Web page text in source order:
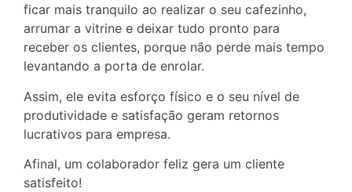
ficar mais tranquilo ao realizar o seu cafezinho,
arrumar a vitrine e deixar tudo pronto para
receber os clientes, porque não perde mais tempo
levantando a porta de enrolar.
Assim, ele evita esforço físico e o seu nível de
produtividade e satisfação geram retornos
lucrativos para empresa.
Afinal, um colaborador feliz gera um cliente
satisfeito!